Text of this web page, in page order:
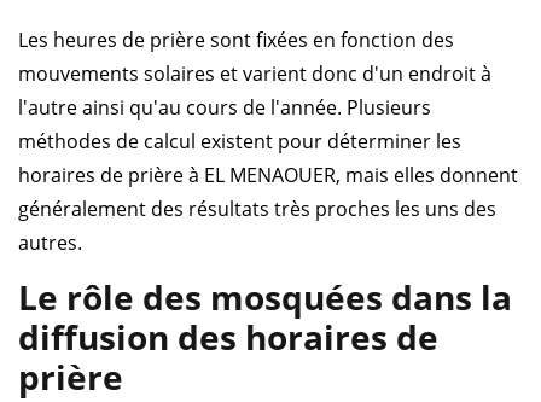
Les heures de prière sont fixées en fonction des
mouvements solaires et varient donc d'un endroit à
l'autre ainsi qu'au cours de l'année. Plusieurs
méthodes de calcul existent pour déterminer les
horaires de prière à EL MENAOUER, mais elles donnent
généralement des résultats très proches les uns des
autres.
Le rôle des mosquées dans la
diffusion des horaires de
prière